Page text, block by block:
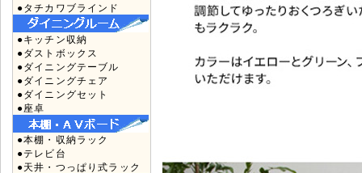
●タチカワブラインド
●キッチン収納
●ダストボックス
●ダイニングテーブル
●ダイニングチェア
●ダイニングセット
●座卓
●本棚・収納ラック
●テレビ台
●天井・つっぱり式ラック